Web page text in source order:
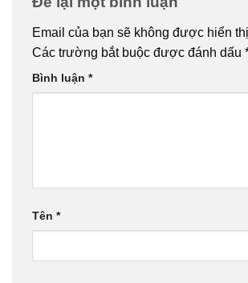
Email của bạn sẽ không được hiển
Các trường bắt buộc được đánh dấu
Bình luận *
Tên *